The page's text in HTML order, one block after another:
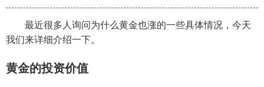
最近很多人询问为什么黄金也涨的一些具体情况，今天
我们来详细介绍一下。
黄金的投资价值